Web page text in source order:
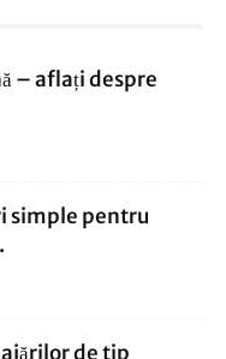
– aflați despre
simple pentru
de tip